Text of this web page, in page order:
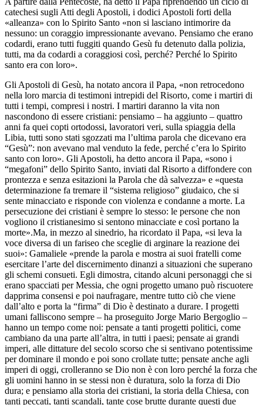
catechesi sugli Atti degli Apostoli, i dodici Apostoli forti della
«alleanza» con lo Spirito Santo «non si lasciano intimorire da
nessuno: un coraggio impressionante avevano. Pensiamo che erano
codardi, erano tutti fuggiti quando Gesù fu detenuto dalla polizia,
tutti, ma da codardi a coraggiosi così, perché? Perché lo Spirito
santo era con loro».
Gli Apostoli di Gesù, ha notato ancora il Papa, «non retrocedono
nella loro marcia di testimoni intrepidi del Risorto, come i martiri di
tutti i tempi, compresi i nostri. I martiri daranno la vita non
nascondono di essere cristiani: pensiamo – ha aggiunto – quattro
anni fa quei copti ortodossi, lavoratori veri, sulla spiaggia della
Libia, tutti sono stati sgozzati ma l’ultima parola che dicevano era
“Gesù”: non avevano mal venduto la fede, perché c’era lo Spirito
santo con loro». Gli Apostoli, ha detto ancora il Papa, «sono i
“megafoni” dello Spirito Santo, inviati dal Risorto a diffondere con
prontezza e senza esitazioni la Parola che dà salvezza» e «questa
determinazione fa tremare il “sistema religioso” giudaico, che si
sente minacciato e risponde con violenza e condanne a morte. La
persecuzione dei cristiani è sempre lo stesso: le persone che non
vogliono il cristianesimo si sentono minacciate e così portano la
morte».Ma, in mezzo al sinedrio, ha ricordato il Papa, «si leva la
voce diversa di un fariseo che sceglie di arginare la reazione dei
suoi»: Gamaliele «prende la parola e mostra ai suoi fratelli come
esercitare l’arte del discernimento dinanzi a situazioni che superano
gli schemi consueti. Egli dimostra, citando alcuni personaggi che si
erano spacciati per Messia, che ogni progetto umano può riscuotere
dapprima consensi e poi naufragare, mentre tutto ciò che viene
dall’alto e porta la “firma” di Dio è destinato a durare. I progetti
umani falliscono sempre – ha proseguito Jorge Mario Bergoglio –
hanno un tempo come noi: pensate a tanti progetti politici, come
cambiano da una parte all’altra, in tutti i paesi; pensate ai grandi
imperi, alle dittature del secolo scorso che si sentivano potentissime
per dominare il mondo e poi sono crollate tutte; pensate anche agli
imperi di oggi, crolleranno se Dio non è con loro perché la forza che
gli uomini hanno in se stessi non è duratura, solo la forza di Dio
dura; e pensiamo alla storia dei cristiani, la storia della Chiesa, con
tanti peccati, tanti scandali, tante cose brutte durante questi due